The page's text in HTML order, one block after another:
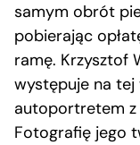
samym obrót
pobierając
ramę. Krzysztof
występuje na
autoportretem z
Fotografię jego